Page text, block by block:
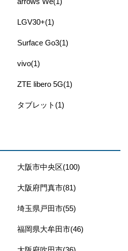
LGV30+(1)
Surface Go3(1)
vivo(1)
ZTE libero 5G(1)
タブレット(1)
大阪市中央区(100)
大阪府門真市(81)
埼玉県戸田市(55)
福岡県大牟田市(46)